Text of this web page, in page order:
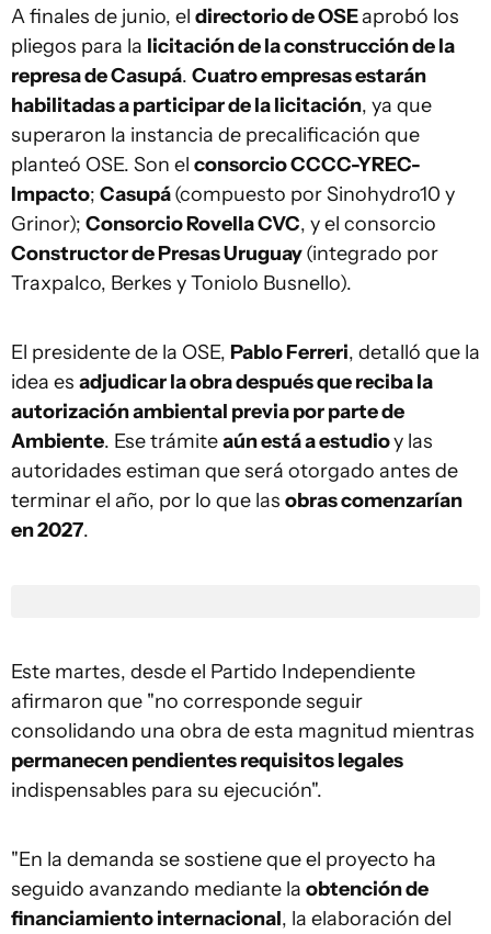
A finales de junio, el directorio de OSEaprobó los
pliegos para la licitación de la construcción de la
represa de Casupá. Cuatro empresas estarán
habilitadas a participar de la licitación, ya que
superaron la instancia de precalificación que
planteó OSE. Son el consorcio CCCC-YREC-
Impacto; Casupá(compuesto por Sinohydro10 y
Grinor); Consorcio Rovella CVC, y el consorcio
Constructor de Presas Uruguay(integrado por
Traxpalco, Berkes y Toniolo Busnello).
El presidente de la OSE, Pablo Ferreri, detalló que la
idea es adjudicar la obra después que reciba la
autorización ambiental previa por parte de
Ambiente. Ese trámiteaún está a estudioy las
autoridades estiman que será otorgado antes de
terminar el año, por lo que las obras comenzarían
en 2027.
Este martes, desde el Partido Independiente
afirmaron que "no corresponde seguir
consolidando una obra de esta magnitud mientras
permanecen pendientes requisitos legales
indispensables para su ejecución".
"En la demanda se sostiene que el proyecto ha
seguido avanzando mediante la obtención de
financiamiento internacional, la elaboración del